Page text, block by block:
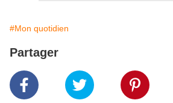
#Mon quotidien
Partager